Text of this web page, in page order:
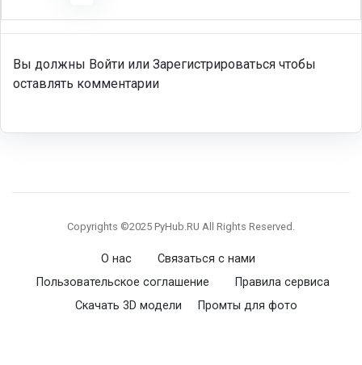
Вы должны Войти или Зарегистрироваться чтобы
оставлять комментарии
Copyrights ©2025 PyHub.RU All Rights Reserved.
О нас
Связаться с нами
Пользовательское соглашение
Правила сервиса
Скачать 3D модели
Промты для фото